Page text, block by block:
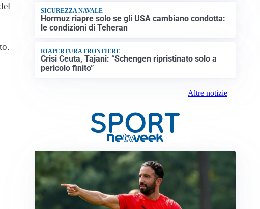
SICUREZZA NAVALE
Hormuz riapre solo se gli USA cambiano condotta:
le condizioni di Teheran
RIAPERTURA FRONTIERE
Crisi Ceuta, Tajani: “Schengen ripristinato solo a
pericolo finito”
Altre notizie